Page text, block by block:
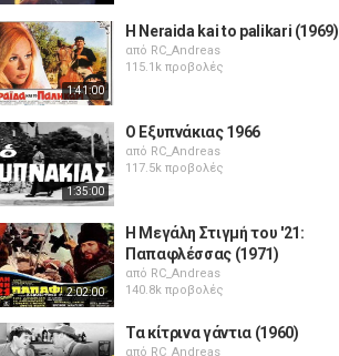
1:41:00
H Neraida kai to palikari (1969)
από RC_Andreas
115.1k προβολές
1:35:00
Ο Εξυπνάκιας 1966
από RC_Andreas
117.5k προβολές
2:02:00
Η Μεγάλη Στιγμή του '21:
Παπαφλέσσας (1971)
από RC_Andreas
140.8k προβολές
Τα κίτρινα γάντια (1960)
από RC_Andreas